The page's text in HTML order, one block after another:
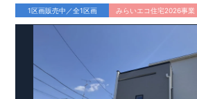
ー採用で安心！ ○BELS ・エコ住宅とし
が取得しています！ ○住宅性能評価ダブル
ております。
・『建設』住宅性能評価
りに施工されているか、建設までに計4回
す。
1区画販売中／全1区画 みらいエコ住宅2026事業